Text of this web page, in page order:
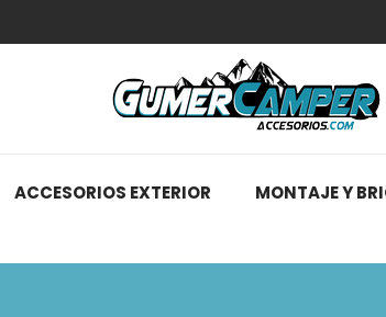
ACCESORIOS EXTERIOR MONTAJE Y